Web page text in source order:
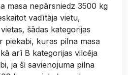
masa nepārsniedz 3500 kg
vadītāja vietu,
šādas kategorijas
piekabi, kuras pilna masa
arī B kategorijas vilcēja
ja šī savienojuma pilna